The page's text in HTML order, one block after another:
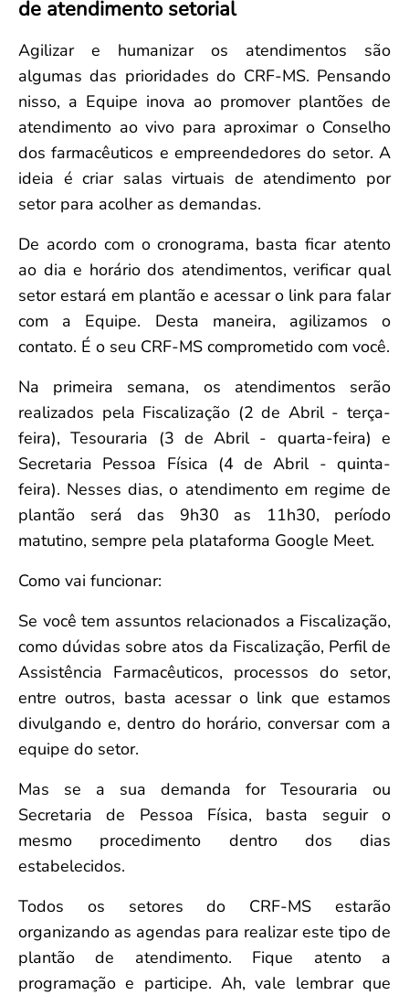
Convenção Coletiva 2025/2026 – Piso salarial Farmácias e Drogaria
Calendário Eleitoral
Candidatos
Votação
Dúvidas Frequentes
Eleições Anteriores
de atendimento setorial
Agilizar e humanizar os atendimentos são
algumas das prioridades do CRF-MS. Pensando
nisso, a Equipe inova ao promover plantões de
atendimento ao vivo para aproximar o Conselho
dos farmacêuticos e empreendedores do setor. A
ideia é criar salas virtuais de atendimento por
setor para acolher as demandas.
De acordo com o cronograma, basta ficar atento
ao dia e horário dos atendimentos, verificar qual
setor estará em plantão e acessar o link para falar
com a Equipe. Desta maneira, agilizamos o
contato. É o seu CRF-MS comprometido com você.
Na primeira semana, os atendimentos serão
realizados pela Fiscalização (2 de Abril - terça-
feira), Tesouraria (3 de Abril - quarta-feira) e
Secretaria Pessoa Física (4 de Abril - quinta-
feira). Nesses dias, o atendimento em regime de
plantão será das 9h30 as 11h30, período
matutino, sempre pela plataforma Google Meet.
Como vai funcionar:
Se você tem assuntos relacionados a Fiscalização,
como dúvidas sobre atos da Fiscalização, Perfil de
Assistência Farmacêuticos, processos do setor,
entre outros, basta acessar o link que estamos
divulgando e, dentro do horário, conversar com a
equipe do setor.
Mas se a sua demanda for Tesouraria ou
Secretaria de Pessoa Física, basta seguir o
mesmo procedimento dentro dos dias
estabelecidos.
Todos os setores do CRF-MS estarão
organizando as agendas para realizar este tipo de
plantão de atendimento. Fique atento a
programação e participe. Ah, vale lembrar que